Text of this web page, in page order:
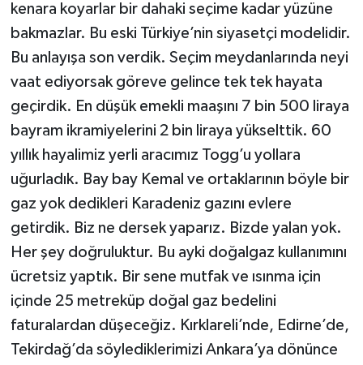
kenara koyarlar bir dahaki seçime kadar yüzüne
bakmazlar. Bu eski Türkiye’nin siyasetçi modelidir.
Bu anlayışa son verdik. Seçim meydanlarında neyi
vaat ediyorsak göreve gelince tek tek hayata
geçirdik. En düşük emekli maaşını 7 bin 500 liraya
bayram ikramiyelerini 2 bin liraya yükselttik. 60
yıllık hayalimiz yerli aracımız Togg’u yollara
uğurladık. Bay bay Kemal ve ortaklarının böyle bir
gaz yok dedikleri Karadeniz gazını evlere
getirdik. Biz ne dersek yaparız. Bizde yalan yok.
Her şey doğruluktur. Bu ayki doğalgaz kullanımını
ücretsiz yaptık. Bir sene mutfak ve ısınma için
içinde 25 metreküp doğal gaz bedelini
faturalardan düşeceğiz. Kırklareli’nde, Edirne’de,
Tekirdağ’da söylediklerimizi Ankara’ya dönünce